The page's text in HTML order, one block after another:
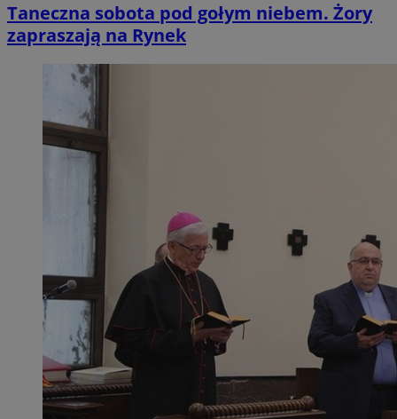
Taneczna sobota pod gołym niebem. Żory
zapraszają na Rynek